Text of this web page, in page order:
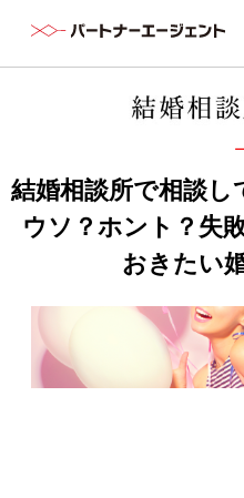
結婚相談所で相談
ウソ？ホント？失
おきたい